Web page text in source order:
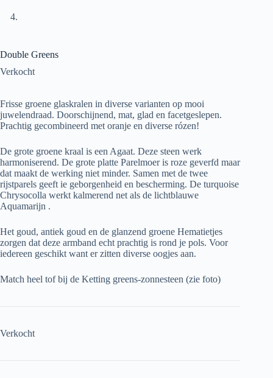
Double Greens
Verkocht
Frisse groene glaskralen in diverse varianten op mooi
juwelendraad. Doorschijnend, mat, glad en facetgeslepen.
Prachtig gecombineerd met oranje en diverse rózen!
De grote groene kraal is een Agaat. Deze steen werk
harmoniserend. De grote platte Parelmoer is roze geverfd maar
dat maakt de werking niet minder. Samen met de twee
rijstparels geeft ie geborgenheid en bescherming. De turquoise
Chrysocolla werkt kalmerend net als de lichtblauwe
Aquamarijn .
Het goud, antiek goud en de glanzend groene Hematietjes
zorgen dat deze armband echt prachtig is rond je pols. Voor
iedereen geschikt want er zitten diverse oogjes aan.
Match heel tof bij de Ketting greens-zonnesteen (zie foto)
Verkocht